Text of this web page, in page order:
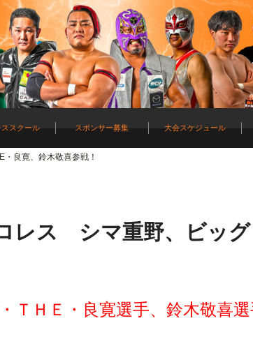
ススクール スポンサー募集 大会スケジュール
良寛、鈴木敬喜参戦！
レス シマ重野、ビッ
ＴＨＥ・良寛選手、鈴木敬喜